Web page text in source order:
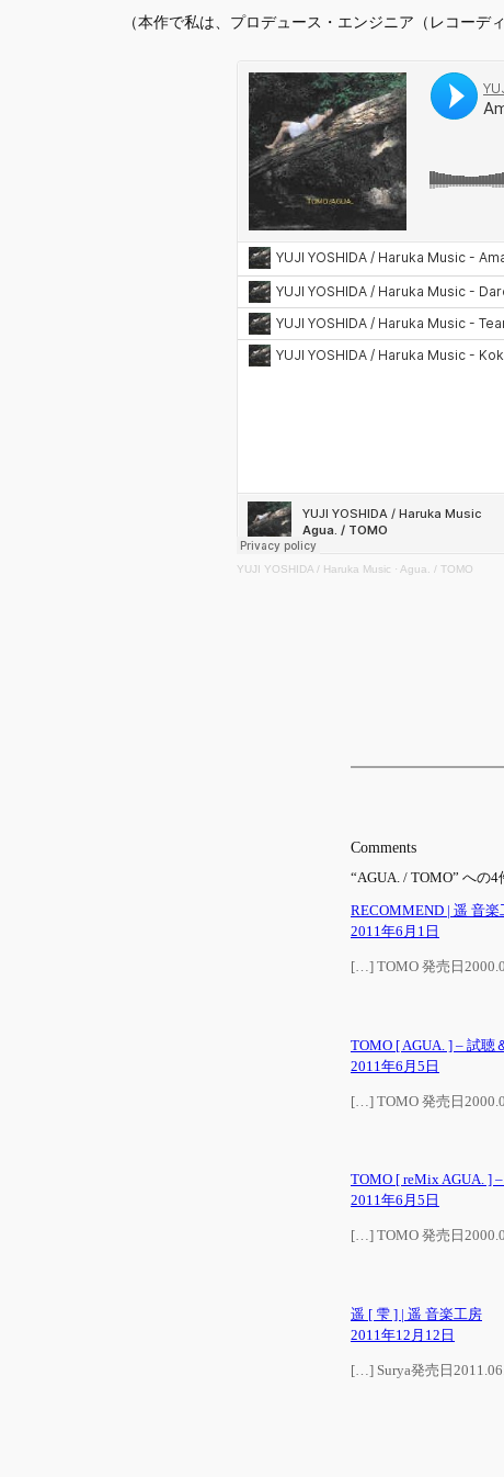
（本作で私は、プロデュース・エンジニア（レコー
YUJI YOSHIDA / Haruka Music · Agua. / TOMO
Comments
“AGUA. / TOMO” への
RECOMMEND | 遥 音楽
2011年6月1日
[…] TOMO 発売日
TOMO [ AGUA. ] – 試聴
2011年6月5日
[…] TOMO 発売日
TOMO [ reMix AGUA. ]
2011年6月5日
[…] TOMO 発売日
遥 [ 雫 ] | 遥 音楽工房
2011年12月12日
[…] Surya発売日